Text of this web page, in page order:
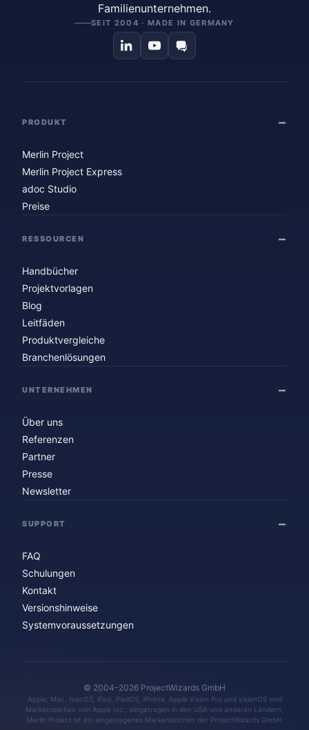
Familienunternehmen.
SEIT 2004 · MADE IN GERMANY
PRODUKT
Merlin Project
Merlin Project Express
adoc Studio
Preise
RESSOURCEN
Handbücher
Projektvorlagen
Blog
Leitfäden
Produktvergleiche
Branchenlösungen
UNTERNEHMEN
Über uns
Referenzen
Partner
Presse
Newsletter
SUPPORT
FAQ
Schulungen
Kontakt
Versionshinweise
Systemvoraussetzungen
© 2004–2026 ProjectWizards GmbH
Apple, Mac, macOS, iPad, iPadOS, iPhone, Apple Vision Pro und visionOS sind
Markenzeichen von Apple Inc., eingetragen in den USA und anderen Ländern.
Merlin Project ist ein eingetragenes Markenzeichen der ProjectWizards GmbH.